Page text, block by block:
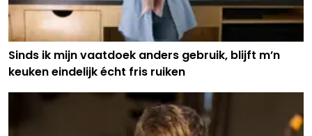
Sinds ik mijn vaatdoek anders gebruik, blijft m’n
keuken eindelijk écht fris ruiken